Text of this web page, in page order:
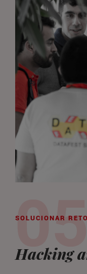
SOLUCIONAR
Hacking